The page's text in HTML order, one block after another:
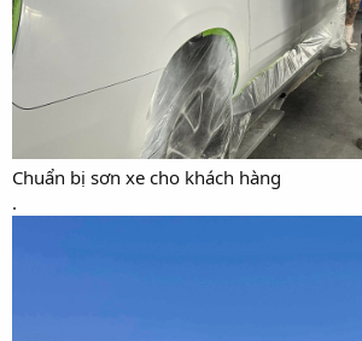
Chuẩn bị sơn xe cho khách hàng
.